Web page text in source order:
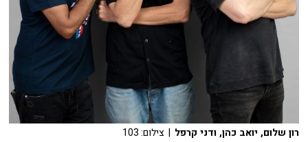
רון שלום, יואב כהן, ודני קרפל | צילום: 103